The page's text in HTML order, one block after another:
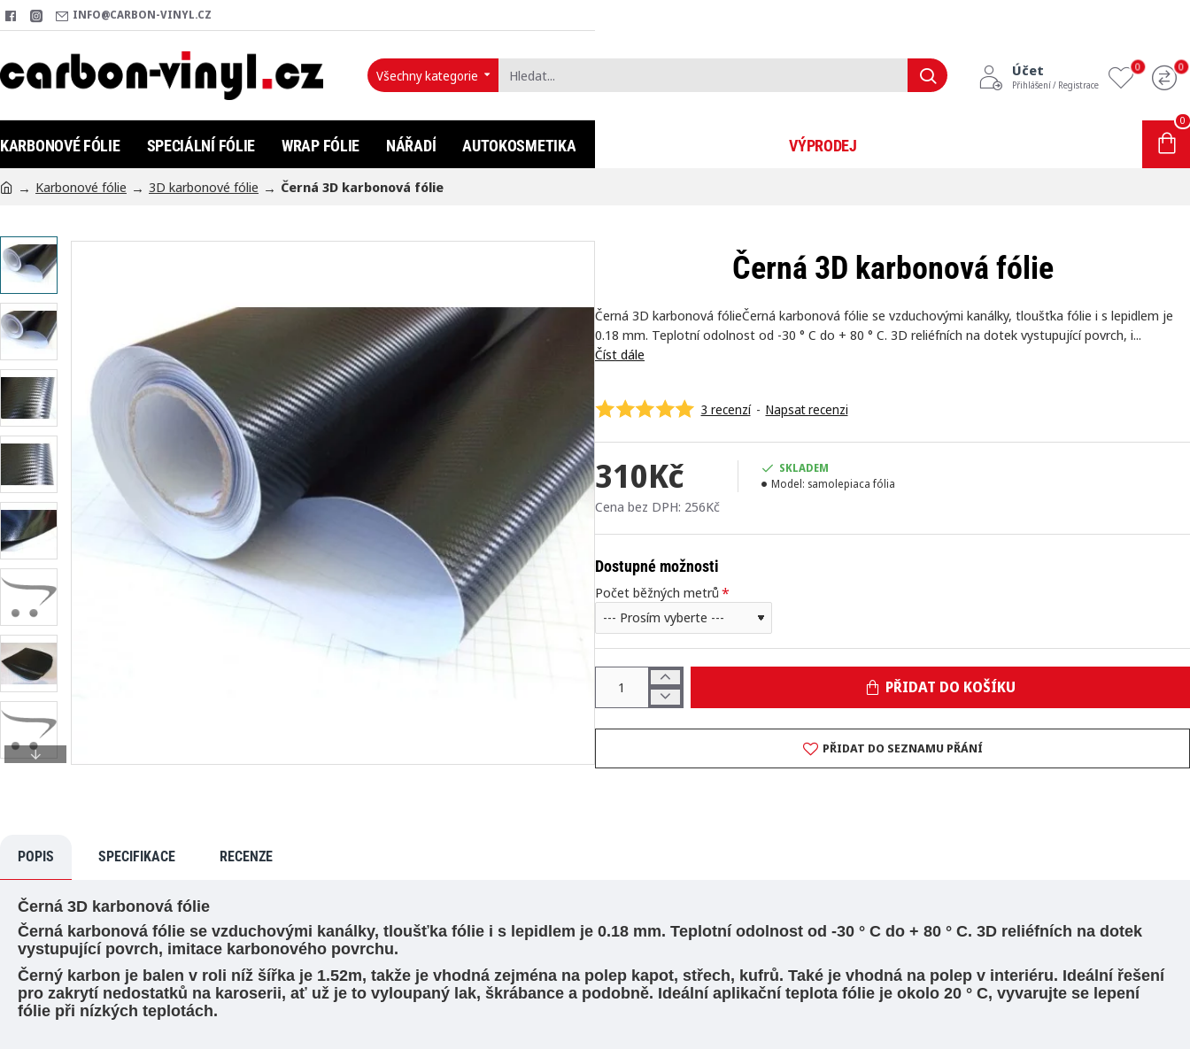
INFO@CARBON-VINYL.CZ
Všechny kategorie
Hledat...
Účet
Přihlášení / Registrace
0 0
KARBONOVÉ FÓLIE SPECIÁLNÍ FÓLIE WRAP FÓLIE NÁŘADÍ AUTOKOSMETIKA VÝPRODEJ
0
m
e
Karbonové fólie 3D karbonové fólie Černá 3D karbonová fólie
Černá 3D karbonová fólie
Černá 3D karbonová fólieČerná karbonová fólie se vzduchovými kanálky, tloušťka fólie i s lepidlem je
0.18 mm. Teplotní odolnost od -30 ° C do + 80 ° C. 3D reliéfních na dotek vystupující povrch, i...
Číst dále
3 recenzí - Napsat recenzi
310Kč
Cena bez DPH: 256Kč
SKLADEM
Model: samolepiaca fólia
Dostupné možnosti
Počet běžných metrů
PŘIDAT DO KOŠÍKU
PŘIDAT DO SEZNAMU PŘÁNÍ
POPIS SPECIFIKACE RECENZE
Černá 3D karbonová fólie
Černá karbonová fólie se vzduchovými kanálky, tloušťka fólie i s lepidlem je 0.18 mm. Teplotní odolnost od -30 ° C do + 80 ° C. 3D reliéfních na dotek
vystupující povrch, imitace karbonového povrchu.
Černý karbon je balen v roli níž šířka je 1.52m, takže je vhodná zejména na polep kapot, střech, kufrů. Také je vhodná na polep v interiéru. Ideální řešení
pro zakrytí nedostatků na karoserii, ať už je to vyloupaný lak, škrábance a podobně. Ideální aplikační teplota fólie je okolo 20 ° C, vyvarujte se lepení
fólie při nízkých teplotách.